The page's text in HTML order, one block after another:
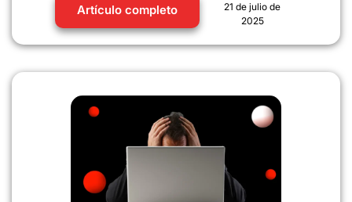
Artículo completo
21 de julio de
2025